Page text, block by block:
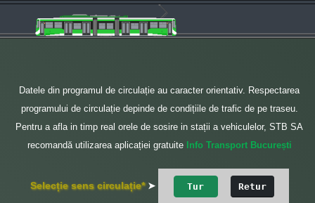
Datele din programul de circulație au caracter orientativ. Respectarea
programului de circulație depinde de condițiile de trafic de pe traseu.
Pentru a afla in timp real orele de sosire in stații a vehiculelor, STB SA
recomandă utilizarea aplicației gratuite Info Transport București
Selecție sens circulație*➤ Tur Retur